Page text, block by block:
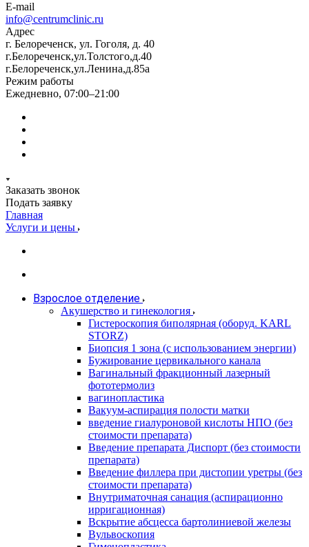
E-mail
info@centrumclinic.ru
Адрес
г. Белореченск, ул. Гоголя, д. 40
г.Белореченск,ул.Толстого,д.40
г.Белореченск,ул.Ленина,д.85а
Режим работы
Ежедневно, 07:00–21:00
Заказать звонок
Подать заявку
Главная
Услуги и цены
Взрослое отделение
Акушерство и гинекология
Гистероскопия биполярная (оборуд. KARL
STORZ)
Биопсия 1 зона (с использованием энергии)
Бужирование цервикального канала
Вагинальный фракционный лазерный
фототермолиз
вагинопластика
Вакуум-аспирация полости матки
введение гиалуроновой кислоты НПО (без
стоимости препарата)
Введение препарата Диспорт (без стоимости
препарата)
Введение филлера при дистопии уретры (без
стоимости препарата)
Внутриматочная санация (аспирационно
ирригационная)
Вскрытие абсцесса бартолиниевой железы
Вульвоскопия